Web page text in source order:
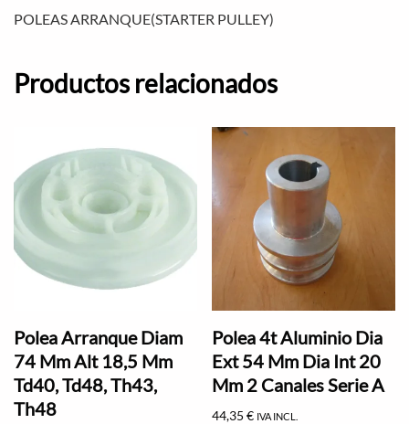
POLEAS ARRANQUE(STARTER PULLEY)
Productos relacionados
Polea Arranque Diam
74 Mm Alt 18,5 Mm
Td40, Td48, Th43,
Th48
Polea 4t Aluminio Dia
Ext 54 Mm Dia Int 20
Mm 2 Canales Serie A
44,35€ IVA INCL.